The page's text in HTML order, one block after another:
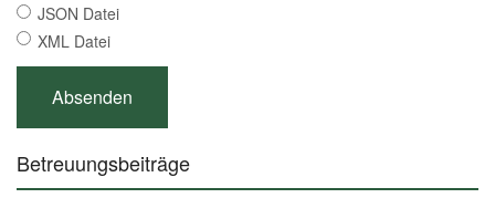
JSON Datei
XML Datei
Betreuungsbeiträge